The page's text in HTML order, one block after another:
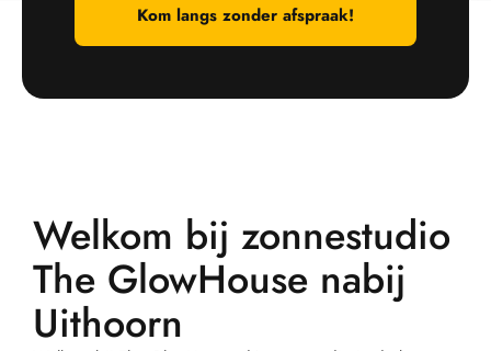
Kom langs zonder afspraak!
Welkom bij zonnestudio
The GlowHouse nabij
Uithoorn